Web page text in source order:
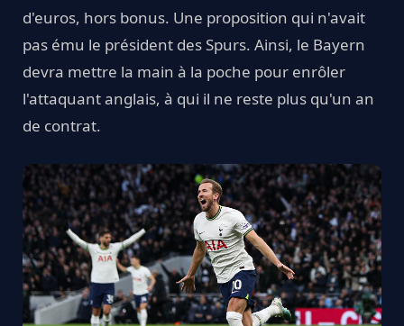
d'euros, hors bonus. Une proposition qui n'avait
pas ému le président des Spurs. Ainsi, le Bayern
devra mettre la main à la poche pour enrôler
l'attaquant anglais, à qui il ne reste plus qu'un an
de contrat.